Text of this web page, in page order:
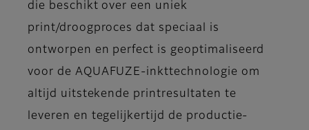
die beschikt over een uniek
print/droogproces dat speciaal is
ontworpen en perfect is geoptimaliseerd
voor de AQUAFUZE-inkttechnologie om
altijd uitstekende printresultaten te
leveren en tegelijkertijd de productie-